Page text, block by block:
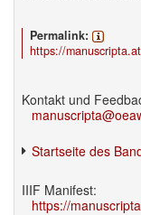
Permalink:
https://
Kontakt und
Startseite des
IIIF Manifest:
https://